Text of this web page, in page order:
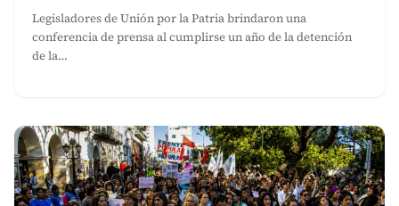
Legisladores de Unión por la Patria brindaron una
conferencia de prensa al cumplirse un año de la detención
de la…